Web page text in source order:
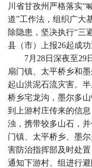
川省甘孜州严格落实“
道”工作法，组织广大
除隐患，坚决执行“三
县（市）上报26起成功
7月28日深夜至29日
扇门镇、太平桥乡和
起山洪泥石流灾害。
桥乡宅龙沟，墨尔多
到上游村庄传来的信
浊，携带较多山石，
门镇、太平桥乡、墨
害防治指挥部及时处
通知下游村、组进行